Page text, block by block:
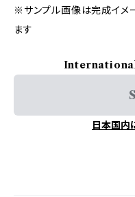
※サンプル画像は完成イメ
ます
日本国内